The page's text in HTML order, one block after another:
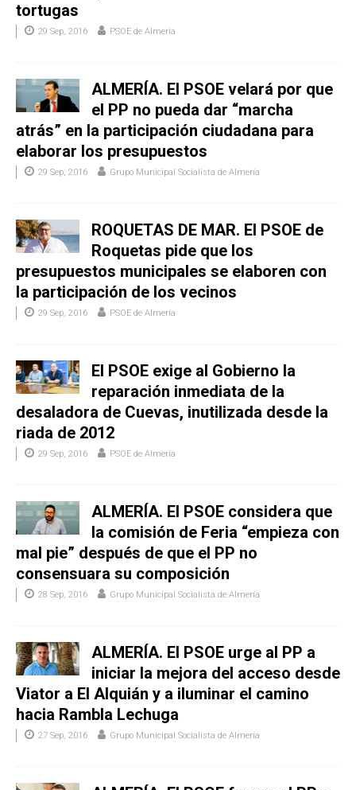
tortugas
29 Sep, 2016 PSOE de Almería
ALMERÍA. El PSOE velará por que
el PP no pueda dar “marcha
atrás” en la participación ciudadana para
elaborar los presupuestos
29 Sep, 2016 Grupo Municipal Socialista de Almería
ROQUETAS DE MAR. El PSOE de
Roquetas pide que los
presupuestos municipales se elaboren con
la participación de los vecinos
29 Sep, 2016 PSOE de Almería
El PSOE exige al Gobierno la
reparación inmediata de la
desaladora de Cuevas, inutilizada desde la
riada de 2012
29 Sep, 2016 PSOE de Almería
ALMERÍA. El PSOE considera que
la comisión de Feria “empieza con
mal pie” después de que el PP no
consensuara su composición
28 Sep, 2016 Grupo Municipal Socialista de Almería
ALMERÍA. El PSOE urge al PP a
iniciar la mejora del acceso desde
Viator a El Alquián y a iluminar el camino
hacia Rambla Lechuga
27 Sep, 2016 Grupo Municipal Socialista de Almería